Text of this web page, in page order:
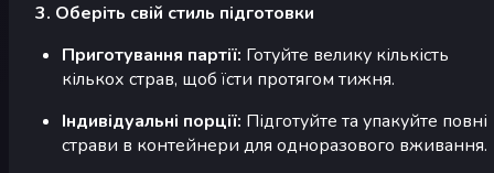
3. Оберіть свій стиль підготовки
Приготування партії: Готуйте велику кількість
кількох страв, щоб їсти протягом тижня.
Індивідуальні порції: Підготуйте та упакуйте повні
страви в контейнери для одноразового вживання.